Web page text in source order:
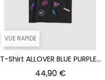
VUE RAPIDE
T-Shirt ALLOVER BLUE PURPLE...
44,90 €Prix